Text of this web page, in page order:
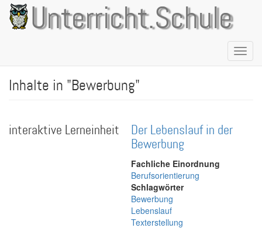
Direkt
zum
Inhalt
Unterricht.Schule
Inhalte in "Bewerbung"
interaktive Lerneinheit
Der Lebenslauf in der
Bewerbung
Fachliche Einordnung
Berufsorientierung
Schlagwörter
Bewerbung
Lebenslauf
Texterstellung